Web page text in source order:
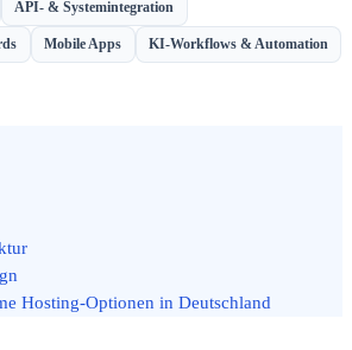
API- & Systemintegration
Mobile Apps KI-Workflows & Automation
Hosting-Optionen in Deutschland